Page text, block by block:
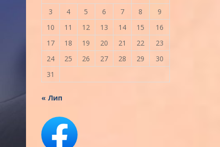
3
4 5 6 7 8
9
10
11 12 13 14 15
16
17
18 19 20 21 22
23
24
25 26 27 28 29
30
31
« Лип